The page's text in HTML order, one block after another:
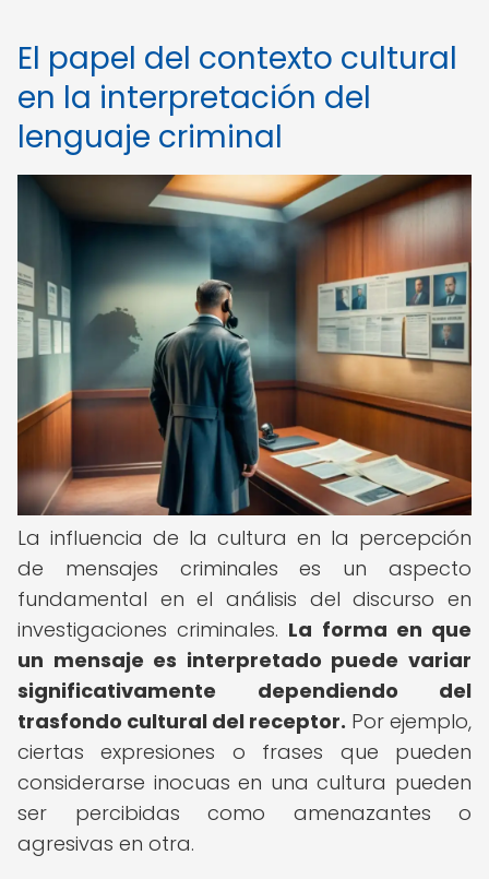
El papel del contexto cultural
en la interpretación del
lenguaje criminal
La influencia de la cultura en la percepción
de mensajes criminales es un aspecto
fundamental en el análisis del discurso en
investigaciones criminales. La forma en que
un mensaje es interpretado puede variar
significativamente dependiendo del
trasfondo cultural del receptor. Por ejemplo,
ciertas expresiones o frases que pueden
considerarse inocuas en una cultura pueden
ser percibidas como amenazantes o
agresivas en otra.